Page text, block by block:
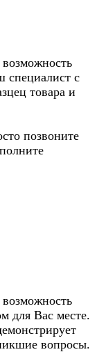
специалист с
товара и
позвоните
для Вас месте.
вопросы.